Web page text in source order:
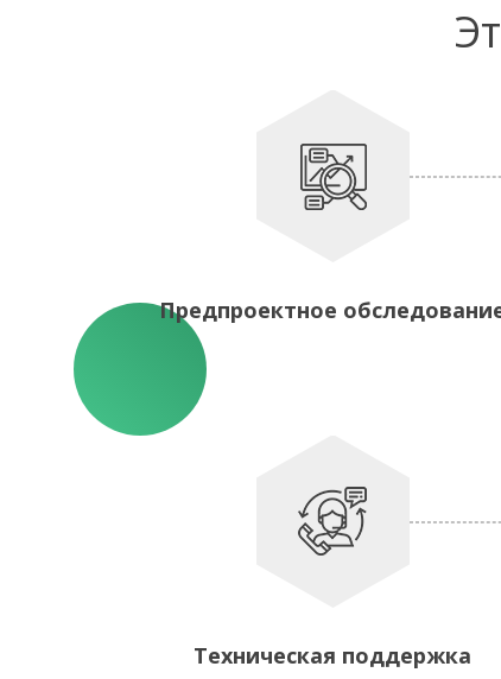
Предпроектное
Техническая поддержка